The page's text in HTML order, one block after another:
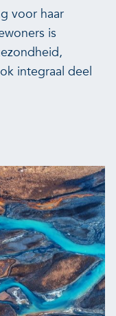
voor haar
is
integraal deel